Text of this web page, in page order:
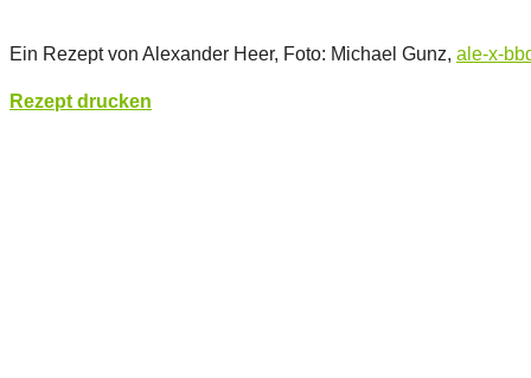
Ein Rezept von Alexander Heer, Foto: Michael Gunz, ale-x-
Rezept drucken